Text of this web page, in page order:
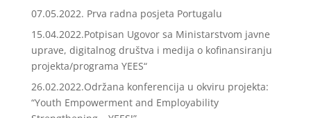
07.05.2022. Prva radna posjeta Portugalu
15.04.2022.Potpisan Ugovor sa Ministarstvom javne
uprave, digitalnog društva i medija o kofinansiranju
projekta/programa YEES“
26.02.2022.Održana konferencija u okviru projekta:
“Youth Empowerment and Employability